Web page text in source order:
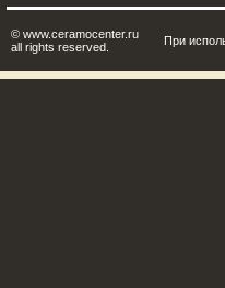
© www.ceramocenter.ru
all rights reserved.
При